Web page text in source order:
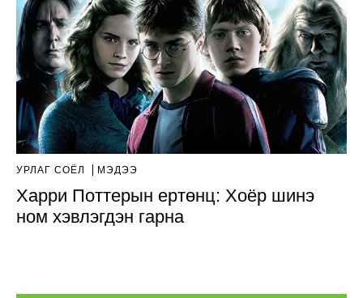
УРЛАГ СОЁЛ МЭДЭЭ
Харри Поттерын ертөнц: Хоёр шинэ
ном хэвлэгдэн гарна